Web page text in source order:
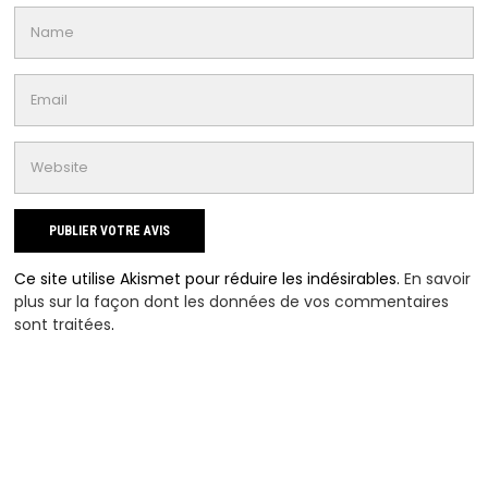
Ce site utilise Akismet pour réduire les indésirables.En savoir
plus sur la façon dont les données de vos commentaires
sont traitées.